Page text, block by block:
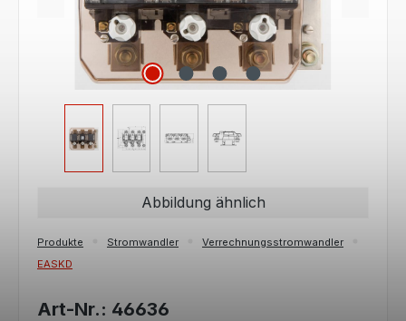
Abbildung ähnlich
Produkte Stromwandler
Verrechnungsstromwandler
EASKD
Art-Nr.: 46636